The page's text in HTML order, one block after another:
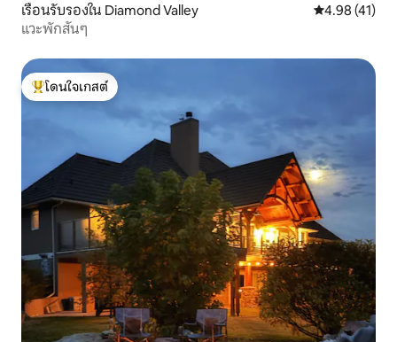
เรือนรับรองใน Diamond Valley คะแนนเฉลี่ย
4.98 (41)
แวะพักสั้นๆ
โดนใจเกสต์ที่สุด
โดนใจเกสต์